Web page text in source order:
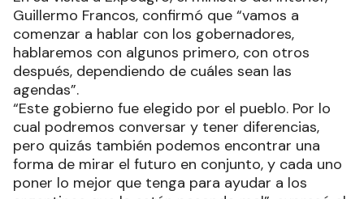
Guillermo Francos, confirmó que “vamos a
comenzar a hablar con los gobernadores,
hablaremos con algunos primero, con otros
después, dependiendo de cuáles sean las
agendas”.
“Este gobierno fue elegido por el pueblo. Por lo
cual podremos conversar y tener diferencias,
pero quizás también podemos encontrar una
forma de mirar el futuro en conjunto, y cada uno
poner lo mejor que tenga para ayudar a los